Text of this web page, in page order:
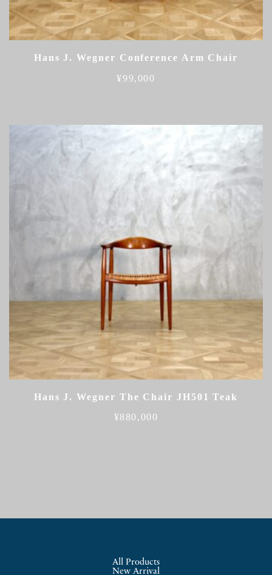
Hans J. Wegner Conference Arm Chair
¥99,000
Hans J. Wegner The Chair JH501 Teak
¥880,000
All Products
New Arrival